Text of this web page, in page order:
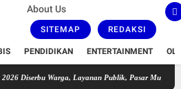
About Us
SITEMAP REDAKSI
PENDIDIKAN ENTERTAINMENT
Layanan Publik, Pasar Murah Hingga